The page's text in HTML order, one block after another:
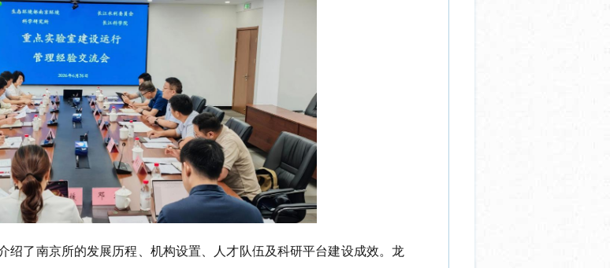
绍了南京所的发展历程、机构设置、人才队伍及科研平台建设成效。龙